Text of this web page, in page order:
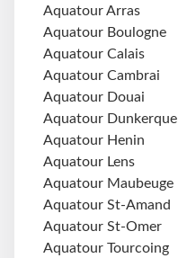
Aquatour Arras
Aquatour Boulogne
Aquatour Calais
Aquatour Cambrai
Aquatour Douai
Aquatour Dunkerque
Aquatour Henin
Aquatour Lens
Aquatour Maubeuge
Aquatour St-Amand
Aquatour St-Omer
Aquatour Tourcoing